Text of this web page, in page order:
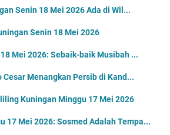
Senin 18 Mei 2026 Ada di Wil...
Senin 18 Mei 2026
Mei 2026: Sebaik-baik Musibah ...
Menangkan Persib di Kand...
Kuningan Minggu 17 Mei 2026
17 Mei 2026: Sosmed Adalah Tempa...